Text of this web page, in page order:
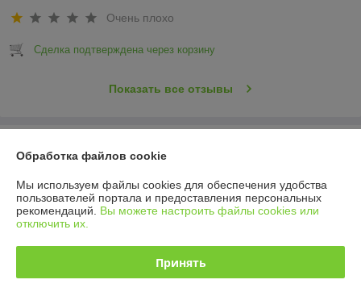
Очень плохо
Сделка подтверждена через корзину
Показать все отзывы
Контакты
Доставка и оплата
Обработка файлов cookie
Мы используем файлы cookies для обеспечения удобства
пользователей портала и предоставления персональных
рекомендаций. Вы можете настроить файлы cookies или
отключить их.
Принять